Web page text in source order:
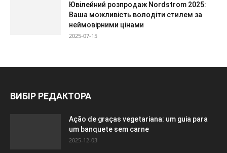
Ювілейний розпродаж Nordstrom 2025:
Ваша можливість володіти стилем за
неймовірними цінами
2025-07-15
ВИБІР РЕДАКТОРА
Ação de graças vegetariana: um guia para
um banquete sem carne
2025-12-03